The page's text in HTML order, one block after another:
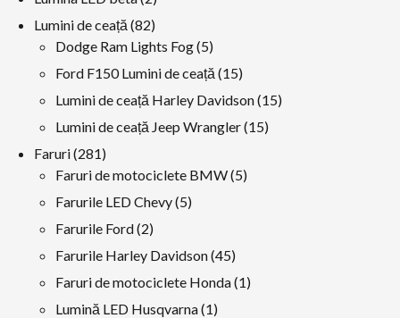
produse
Lumini de ceață 8282
produse
Dodge Ram Lights Fog 55
produse
Ford F150 Lumini de ceață 1515
produse
Lumini de ceață Harley Davidson 1515
Lumini de ceață Jeep Wrangler 1515
Faruri 281281
produse
Faruri de motociclete BMW 55
Farurile LED Chevy 55
Farurile Ford 22
produse
Farurile Harley Davidson 4545
produse
Faruri de motociclete Honda 11
Lumină LED Husqvarna 11